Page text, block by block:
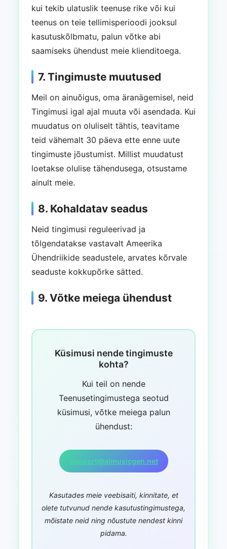
kui tekib ulatuslik teenuse rike või kui
teenus on teie tellimisperioodi jooksul
kasutuskõlbmatu, palun võtke abi
saamiseks ühendust meie klienditoega.
7. Tingimuste muutused
Meil on ainuõigus, oma äranägemisel, neid
Tingimusi igal ajal muuta või asendada. Kui
muudatus on oluliselt tähtis, teavitame
teid vähemalt 30 päeva ette enne uute
tingimuste jõustumist. Millist muudatust
loetakse olulise tähendusega, otsustame
ainult meie.
8. Kohaldatav seadus
Neid tingimusi reguleerivad ja
tõlgendatakse vastavalt Ameerika
Ühendriikide seadustele, arvates kõrvale
seaduste kokkupõrke sätted.
9. Võtke meiega ühendust
Küsimusi nende tingimuste
kohta?
Kui teil on nende
Teenusetingimustega seotud
küsimusi, võtke meiega palun
ühendust:
support@aimusicgen.net
Kasutades meie veebisaiti, kinnitate, et
olete tutvunud nende kasutustingimustega,
mõistate neid ning nõustute nendest kinni
pidama.